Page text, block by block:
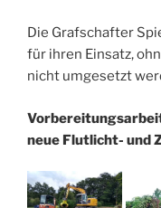
Die Grafschafter
für ihren Einsatz,
nicht umgesetzt
neue Flutlicht- und